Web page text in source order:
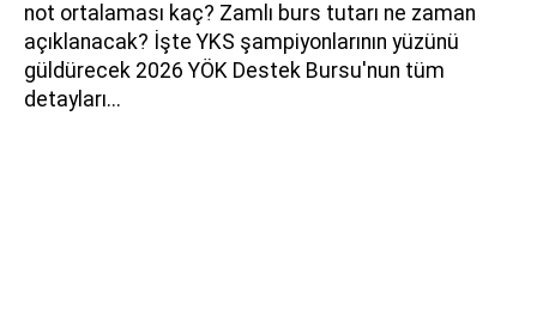
not ortalaması kaç? Zamlı burs tutarı ne zaman
açıklanacak? İşte YKS şampiyonlarının yüzünü
güldürecek 2026 YÖK Destek Bursu'nun tüm
detayları...